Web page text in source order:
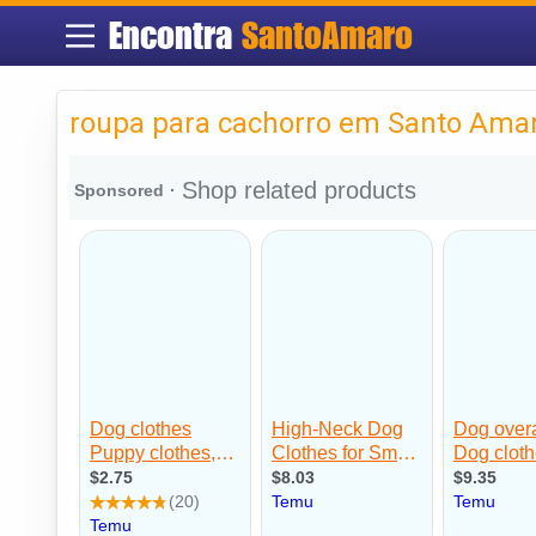
Encontra SantoAmaro
roupa para cachorro em Santo